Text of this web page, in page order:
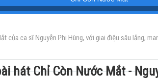
của ca sĩ Nguyễn Phi Hùng, với giai điệu sâu lắng,
hát Chỉ Còn Nước Mắt -